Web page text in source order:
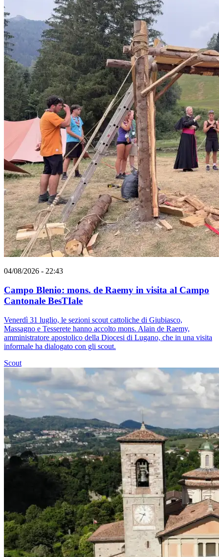
04/08/2026 - 22:43
Campo Blenio: mons. de Raemy in visita al Campo
Cantonale BesTIale
Venerdì 31 luglio, le sezioni scout cattoliche di Giubiasco,
Massagno e Tesserete hanno accolto mons. Alain de Raemy,
amministratore apostolico della Diocesi di Lugano, che in una visita
informale ha dialogato con gli scout.
Scout